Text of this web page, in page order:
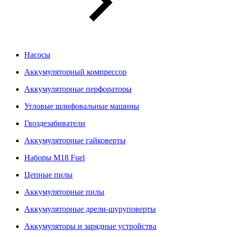
Насосы
Аккумуляторный компрессор
Аккумуляторные перфораторы
Угловые шлифовальные машины
Гвоздезабиватели
Аккумуляторные гайковерты
Наборы M18 Fuel
Цепные пилы
Аккумуляторные пилы
Аккумуляторные дрели-шуруповерты
Аккумуляторы и зарядные устройства